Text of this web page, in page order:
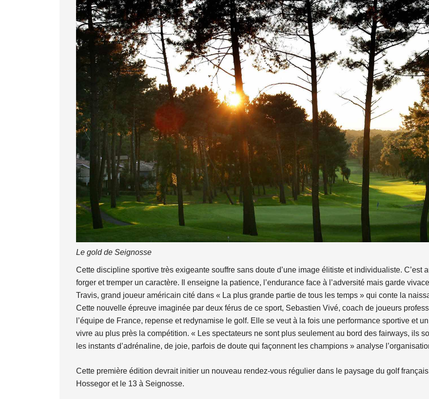
Le gold de Seignosse
Cette discipline sportive très exigeante souffre sans doute d’une image élitiste et individualiste. C’est
forger et tremper un caractère. Il enseigne la patience, l’endurance face à l’adversité mais garde
Travis, grand joueur américain cité dans « La plus grande partie de tous les temps » qui conte la
Cette nouvelle épreuve imaginée par deux férus de ce sport, Sebastien Vivé, coach de joueurs
l’équipe de France, repense et redynamise le golf. Elle se veut à la fois une performance sportive et
vivre au plus près la compétition. « Les spectateurs ne sont plus seulement au bord des fairways, ils
les instants d’adrénaline, de joie, parfois de doute qui façonnent les champions » analyse
Cette première édition devrait initier un nouveau rendez-vous régulier dans le paysage du golf
Hossegor et le 13 à Seignosse.